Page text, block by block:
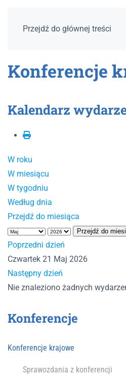
Przejdź do głównej treści
Konferencje
Kalendarz
W roku
W miesiącu
W tygodniu
Według dnia
Przejdź do miesiąca
Przejdź do
Poprzedni dzień
Czwartek 21 Maj 2026
Następny dzień
Nie znaleziono żadnych
Konferencje
Konferencje krajowe
Sprawozdania z konferencji